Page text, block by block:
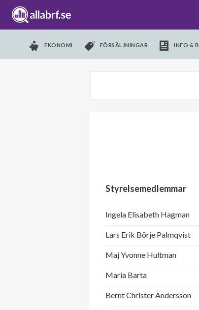
EKONOMI FÖRSÄLJNINGAR INFO &
Styrelsemedlemmar
Ingela Elisabeth Hagman
Lars Erik Börje Palmqvist
Maj Yvonne Hultman
Maria Barta
Bernt Christer Andersson